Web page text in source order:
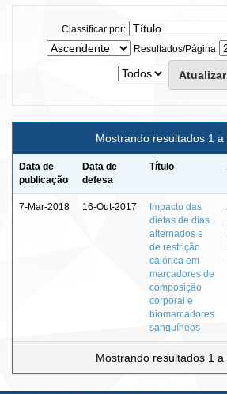
Classificar por:
Resultados/Página
Mostrando resultados 1 a
Data de
publicação
Data de
defesa
Título
7-Mar-2018 16-Out-2017
Impacto das
dietas de dias
alternados e
de restrição
calórica em
marcadores de
composição
corporal e
biomarcadores
sanguíneos
Mostrando resultados 1 a